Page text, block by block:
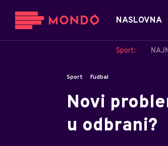
NASLOVNA
Sport:
Sport Fudbal
Novi
u odbrani?